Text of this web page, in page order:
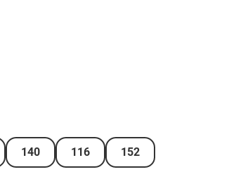
140 116 152